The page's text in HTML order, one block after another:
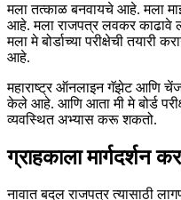
मला तत्काळ बनवायचे आहे. मला
आहे. मला राजपत्र लवकर काढावे
मला मे बोर्डाच्या परीक्षेची तयारी
आहे.
महाराष्ट्र ऑनलाइन गॅझेट आणि
केले आहे. आणि आता मी मे बोर्ड
व्यवस्थित अभ्यास करू शकतो.
ग्राहकाला मार्गदर्शन
नावात बदल राजपत्र त्यासाठी